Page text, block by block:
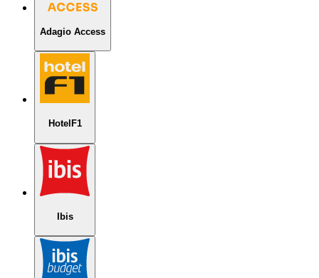
Adagio Access
HotelF1
Ibis